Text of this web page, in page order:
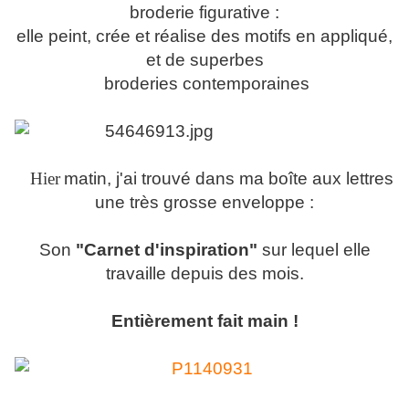
broderie figurative :
elle peint, crée et réalise des motifs en appliqué,
et de superbes
broderies contemporaines
Hier matin, j'ai trouvé dans ma boîte aux lettres
une très grosse enveloppe :
Son "Carnet d'inspiration" sur lequel elle
travaille depuis des mois.
Entièrement fait main !